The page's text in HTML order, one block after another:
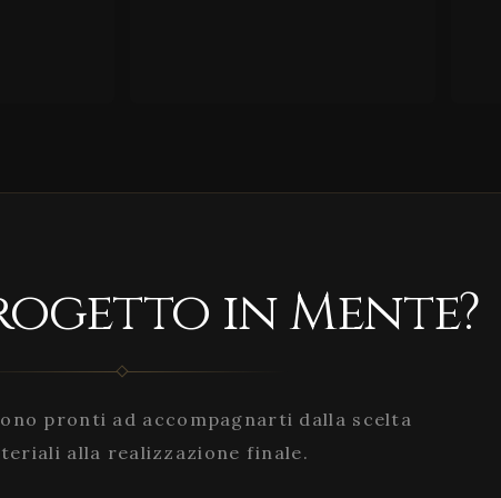
in Mente?
pronti ad accompagnarti dalla scelta
alla realizzazione finale.